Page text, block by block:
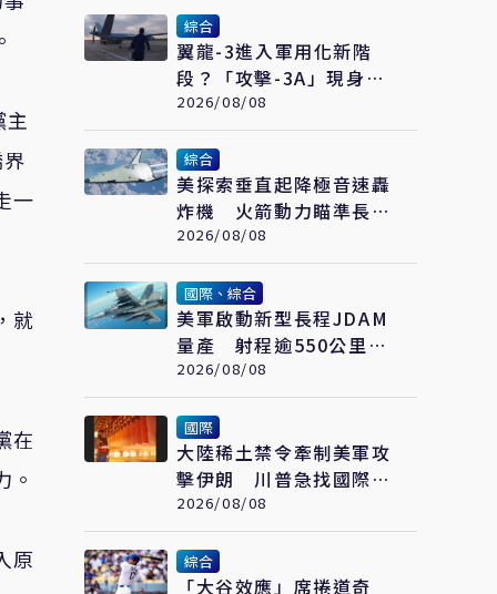
一
就
在
。
原
綜合
翼龍-3進入軍用化新階
段？「攻擊-3A」現身聯
合作戰演練
2026/08/08
綜合
美探索垂直起降極音速轟
炸機 火箭動力瞄準長程
高速打擊
2026/08/08
國際、綜合
美軍啟動新型長程JDAM
量產 射程逾550公里、
低成本 防區外打擊新利
器
2026/08/08
國際
大陸稀土禁令牽制美軍攻
擊伊朗 川普急找國際礦
業巨頭開會反制
2026/08/08
綜合
「大谷效應」席捲道奇